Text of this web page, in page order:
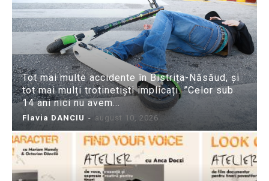
Tot mai multe accidente în Bistrița-Năsăud, și
tot mai mulți trotinetiști implicați. ”Celor sub
14 ani nici nu avem...
Flavia DANCIU - august 10, 2026